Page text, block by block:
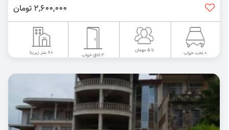
2,600,000 تومان
0 تخت خواب تا 5 مهمان
2 اتاق خواب 80 متر زیربنا